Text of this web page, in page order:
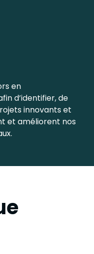
en
d’identifier, de
innovants et
et améliorent nos